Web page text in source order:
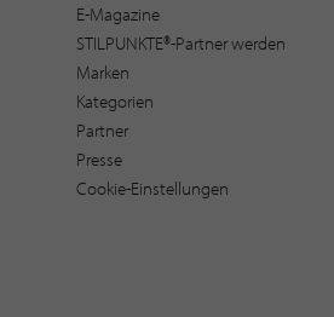
E-Magazine
STILPUNKTE®-Partner werden
Marken
Kategorien
Partner
Presse
Cookie-Einstellungen